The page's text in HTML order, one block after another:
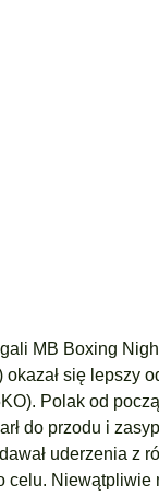
MB Boxing
się lepszy
Polak od
do przodu i
uderzenia z
celu. Niewątpliwie